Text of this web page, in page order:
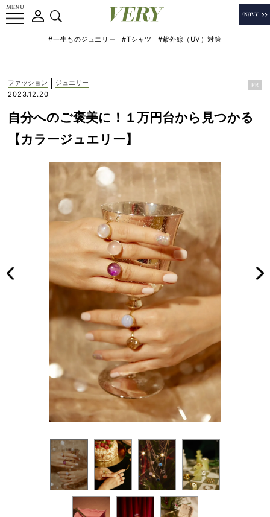
#一生ものジュエリー #Tシャツ #紫外線（UV）対策
ファッション
ジュエリー
2023.12.20
PR
自分へのご褒美に！１万円台から見つかる
【カラージュエリー】